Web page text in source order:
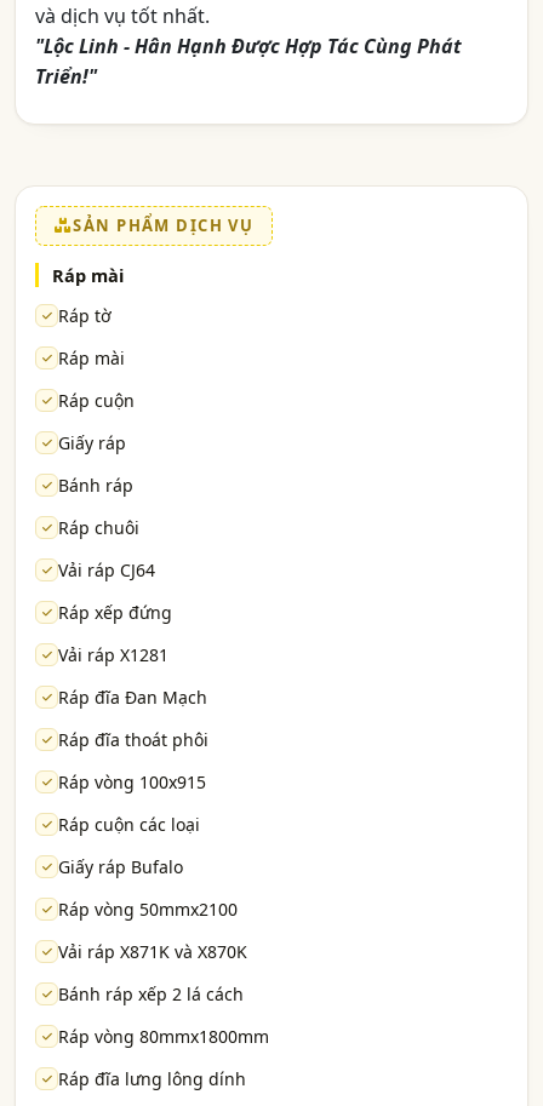
và dịch vụ tốt nhất.
"Lộc Linh - Hân Hạnh Được Hợp Tác Cùng Phát
Triển!"
SẢN PHẨM DỊCH VỤ
Ráp mài
Ráp tờ
Ráp mài
Ráp cuộn
Giấy ráp
Bánh ráp
Ráp chuôi
Vải ráp CJ64
Ráp xếp đứng
Vải ráp X1281
Ráp đĩa Đan Mạch
Ráp đĩa thoát phôi
Ráp vòng 100x915
Ráp cuộn các loại
Giấy ráp Bufalo
Ráp vòng 50mmx2100
Vải ráp X871K và X870K
Bánh ráp xếp 2 lá cách
Ráp vòng 80mmx1800mm
Ráp đĩa lưng lông dính